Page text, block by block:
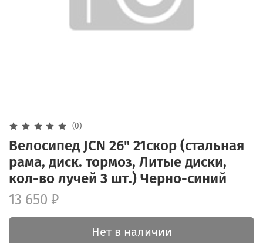
(0)
Велосипед JCN 26" 21скор (стальная
рама, диск. тормоз, Литые диски,
кол-во лучей 3 шт.) Черно-синий
13 650 ₽
Нет в наличии